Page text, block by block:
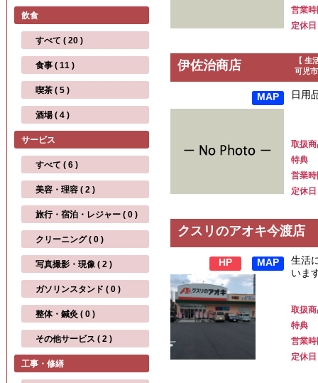
飲食
すべて ( 20 )
食事 ( 11 )
喫茶 ( 5 )
酒場 ( 4 )
サービス
すべて ( 6 )
美容・理容 ( 2 )
旅行・宿泊・レジャー ( 0 )
クリーニング ( 0 )
写真撮影・現像 ( 2 )
ガソリンスタンド ( 0 )
整体・鍼灸 ( 0 )
その他サービス ( 2 )
工事・修繕
営業
定休日
伊佐治商店
【 生
可児
MAP 日用
取扱
特典
営業
定休日
クスリのアオキ今渡店
MAP
HP
生活
いま
取扱
特典
営業
定休日